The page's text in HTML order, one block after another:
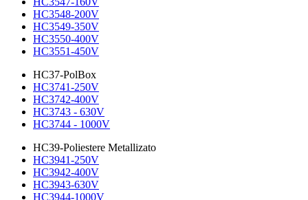
HC3548-200V
HC3549-350V
HC3550-400V
HC3551-450V
HC37-PolBox
HC3741-250V
HC3742-400V
HC3743 - 630V
HC3744 - 1000V
HC39-Poliestere Metallizato
HC3941-250V
HC3942-400V
HC3943-630V
HC3944-1000V